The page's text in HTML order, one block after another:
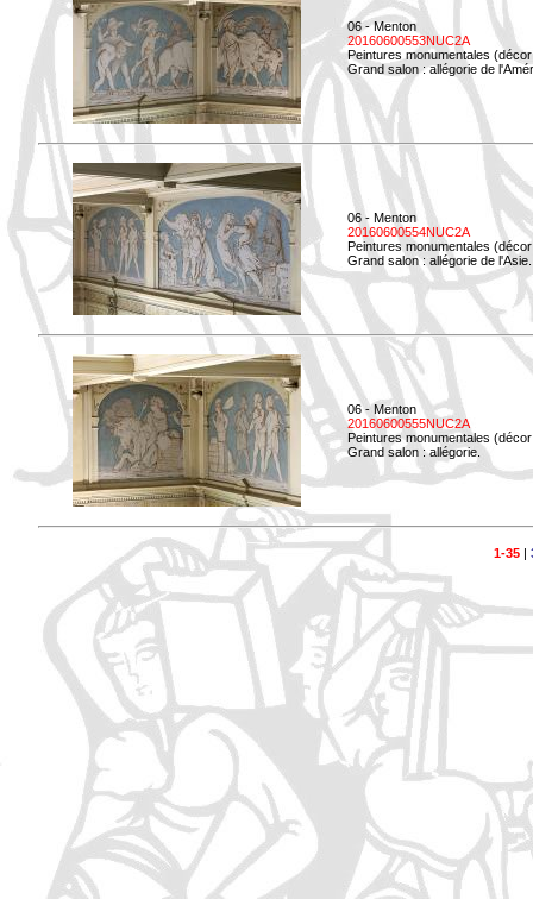
06 - Menton
20160600553NUC2A
Peintures monumentales
Grand salon : allégorie de
06 - Menton
20160600554NUC2A
Peintures monumentales
Grand salon : allégorie de l'Asie.
06 - Menton
20160600555NUC2A
Peintures monumentales
Grand salon : allégorie.
1-35|